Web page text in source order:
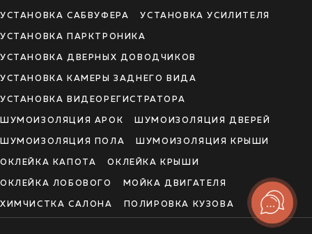
УСТАНОВКА САБВУФЕРА УСТАНОВКА УСИЛИТЕЛЯ
УСТАНОВКА ПАРКТРОНИКА
УСТАНОВКА ДВЕРНЫХ ДОВОДЧИКОВ
УСТАНОВКА КАМЕРЫ ЗАДНЕГО ВИДА
УСТАНОВКА ВИДЕОРЕГИСТРАТОРА
ШУМОИЗОЛЯЦИЯ АРОК ШУМОИЗОЛЯЦИЯ ДВЕРЕЙ
ШУМОИЗОЛЯЦИЯ ПОЛА ШУМОИЗОЛЯЦИЯ КРЫШИ
ОКЛЕЙКА КАПОТА ОКЛЕЙКА КРЫШИ
ОКЛЕЙКА ЛОБОВОГО МОЙКА ДВИГАТЕЛЯ
ХИМЧИСТКА САЛОНА ПОЛИРОВКА КУЗОВА